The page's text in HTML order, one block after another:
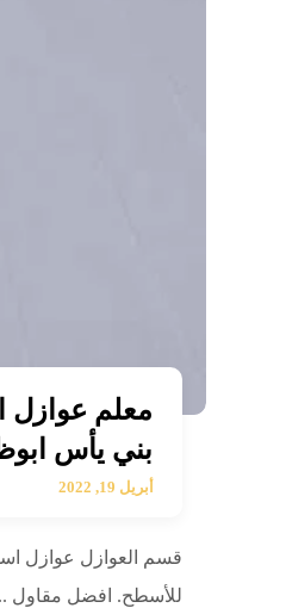
بني يأس
أبريل 19, 2022
قسم العوازل عوازل
للأسطح. افضل مقاول